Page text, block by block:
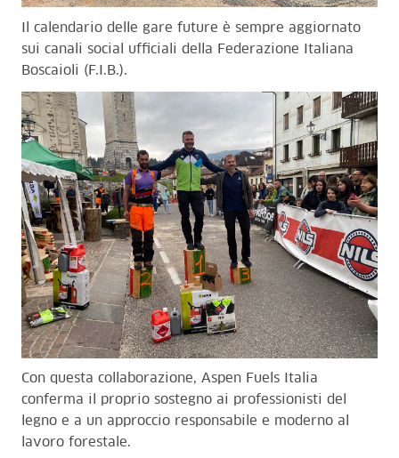
Il calendario delle gare future è sempre aggiornato
sui canali social ufficiali della Federazione Italiana
Boscaioli (F.I.B.).
Con questa collaborazione, Aspen Fuels Italia
conferma il proprio sostegno ai professionisti del
legno e a un approccio responsabile e moderno al
lavoro forestale.